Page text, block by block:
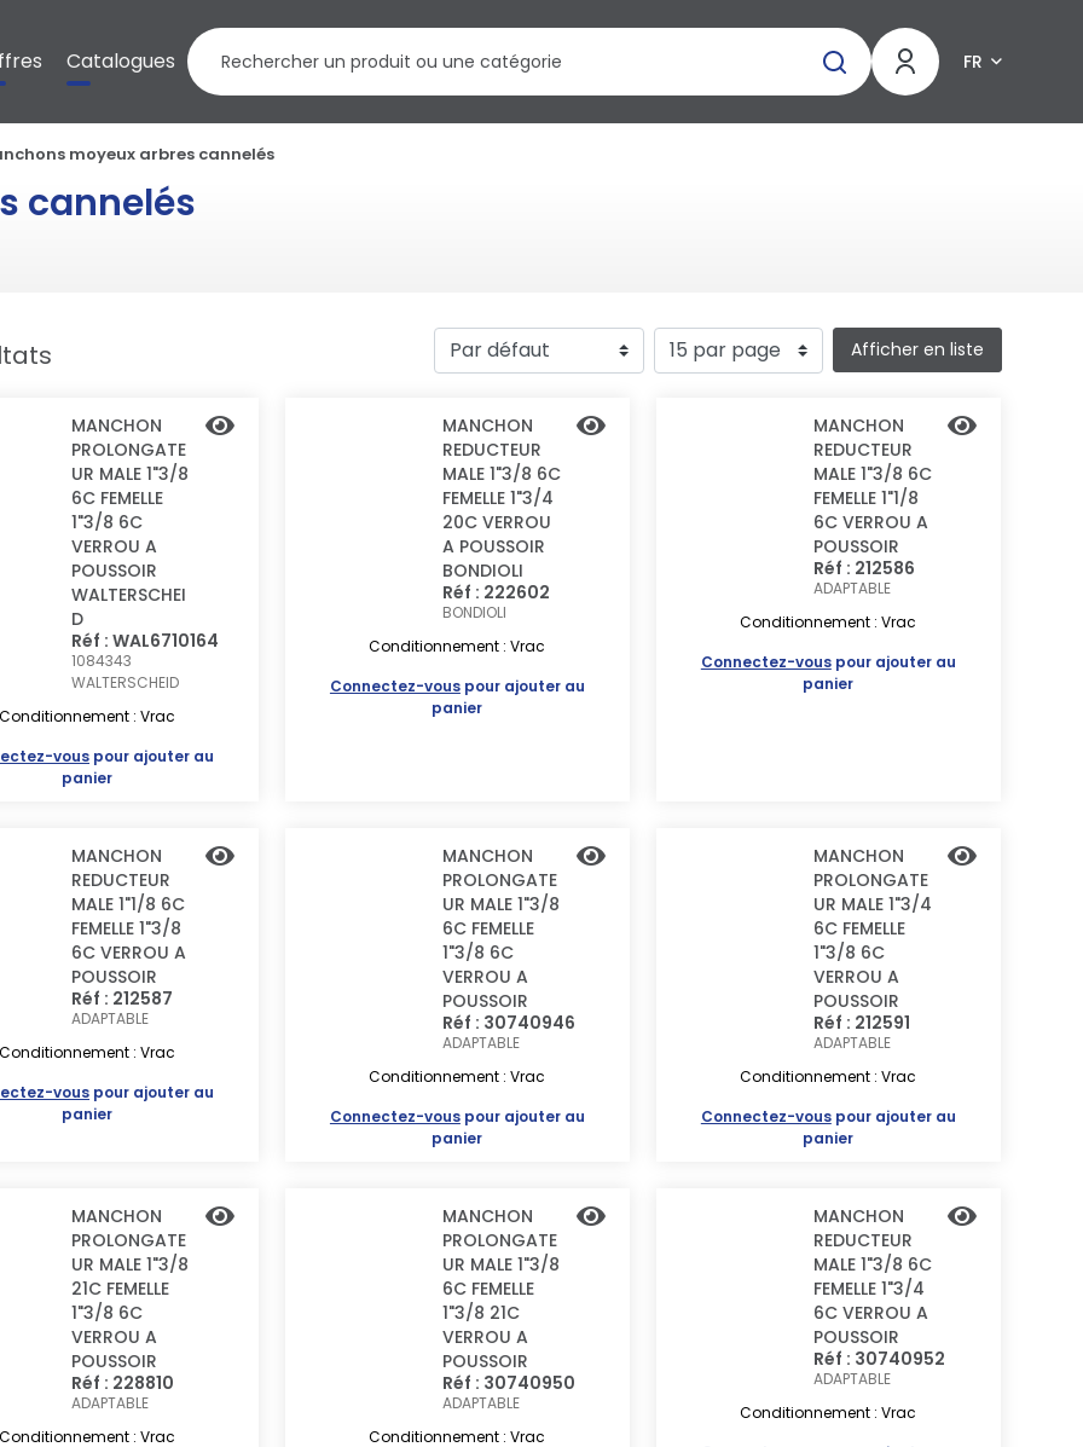
Catalogues FR
moyeux arbres cannelés
cannelés
Afficher en liste
MANCHON
PROLONGATE
UR MALE 1"3/8
6C FEMELLE
1"3/8 6C
VERROU A
POUSSOIR
WALTERSCHEI
D
Réf : WAL6710164
1084343
WALTERSCHEID
: Vrac
vous pour ajouter au
panier
MANCHON
REDUCTEUR
MALE 1"3/8 6C
FEMELLE 1"3/4
20C VERROU
A POUSSOIR
BONDIOLI
Réf : 222602
BONDIOLI
Conditionnement : Vrac
Connectez-vouspour ajouter au
panier
MANCHON
REDUCTEUR
MALE 1"3/8 6C
FEMELLE 1"1/8
6C VERROU A
POUSSOIR
Réf : 212586
ADAPTABLE
Conditionnement : Vrac
Connectez-vouspour ajouter au
panier
MANCHON
REDUCTEUR
MALE 1"1/8 6C
FEMELLE 1"3/8
6C VERROU A
POUSSOIR
Réf : 212587
ADAPTABLE
: Vrac
vous pour ajouter au
panier
MANCHON
PROLONGATE
UR MALE 1"3/8
6C FEMELLE
1"3/8 6C
VERROU A
POUSSOIR
Réf : 30740946
ADAPTABLE
Conditionnement : Vrac
Connectez-vouspour ajouter au
panier
MANCHON
PROLONGATE
UR MALE 1"3/4
6C FEMELLE
1"3/8 6C
VERROU A
POUSSOIR
Réf : 212591
ADAPTABLE
Conditionnement : Vrac
Connectez-vouspour ajouter au
panier
MANCHON
PROLONGATE
UR MALE 1"3/8
21C FEMELLE
1"3/8 6C
VERROU A
POUSSOIR
Réf : 228810
ADAPTABLE
: Vrac
MANCHON
PROLONGATE
UR MALE 1"3/8
6C FEMELLE
1"3/8 21C
VERROU A
POUSSOIR
Réf : 30740950
ADAPTABLE
Conditionnement : Vrac
MANCHON
REDUCTEUR
MALE 1"3/8 6C
FEMELLE 1"3/4
6C VERROU A
POUSSOIR
Réf : 30740952
ADAPTABLE
Conditionnement : Vrac